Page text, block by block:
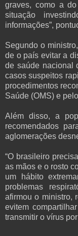
graves, como a
situação
informações”,
Segundo o
de o país evitar a
de saúde nacional
casos suspeitos
procedimentos
Saúde (OMS) e
Além disso, a
recomendados
aglomerações
“O brasileiro
as mãos e o rosto
um hábito
problemas
afirmou o ministro,
evitem
transmitir o vírus